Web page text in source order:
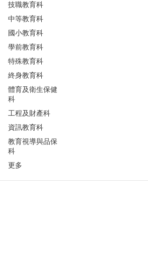
技職教育科
中等教育科
國小教育科
學前教育科
特殊教育科
終身教育科
體育及衛生保健
科
工程及財產科
資訊教育科
教育視導與品保
科
更多